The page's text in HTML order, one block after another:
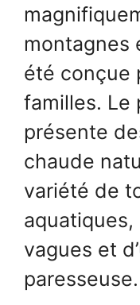
montagnes
été conçue
familles. Le
présente
chaude
variété de
vagues et
paresseuse.